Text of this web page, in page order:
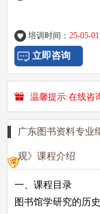
培训时间： 25-05-01
立即咨询
温馨提示:在线咨
广东图书资料专业
观》课程介绍
一、课程目录
图书馆学研究的历